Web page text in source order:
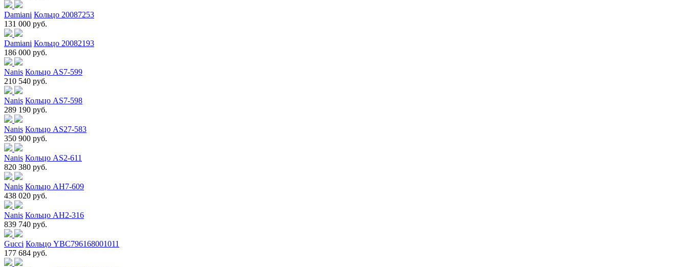
Damiani Кольцо 20087253
131 000 руб.
Damiani Кольцо 20082193
186 000 руб.
Nanis Кольцо AS7-599
210 540 руб.
Nanis Кольцо AS7-598
289 190 руб.
Nanis Кольцо AS27-583
350 900 руб.
Nanis Кольцо AS2-611
820 380 руб.
Nanis Кольцо AH7-609
438 020 руб.
Nanis Кольцо AH2-316
839 740 руб.
Gucci Кольцо YBC796168001011
177 684 руб.